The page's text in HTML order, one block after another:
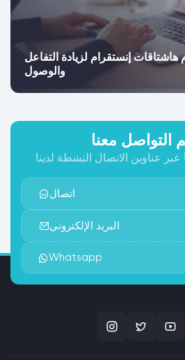
هاشتاقات إنستقرام لزيادة التفاعل
والوصول
التواصل معنا
عناوين الاتصال النشطة لدينا
اتصال
البريد الإلكتروني
Whatsapp